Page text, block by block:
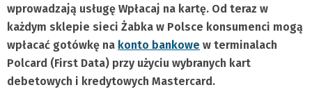
wprowadzają usługę Wpłacaj na kartę. Od teraz w
każdym sklepie sieci Żabka w Polsce konsumenci mogą
wpłacać gotówkę na konto bankowe w terminalach
Polcard (First Data) przy użyciu wybranych kart
debetowych i kredytowych Mastercard.